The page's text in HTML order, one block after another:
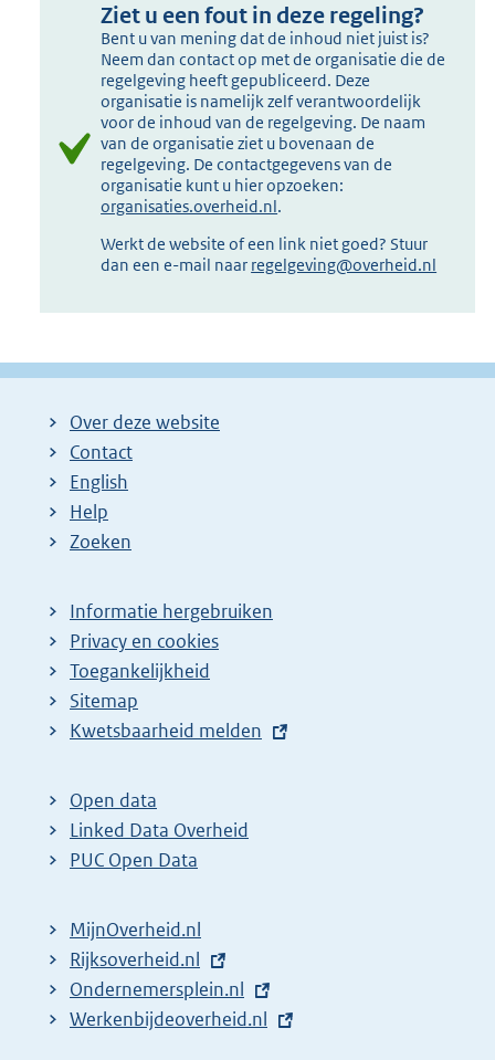
Ziet u een fout in deze regeling?
Bent u van mening dat de inhoud niet juist is?
Neem dan contact op met de organisatie die de
regelgeving heeft gepubliceerd. Deze
organisatie is namelijk zelf verantwoordelijk
voor de inhoud van de regelgeving. De naam
van de organisatie ziet u bovenaan de
regelgeving. De contactgegevens van de
organisatie kunt u hier opzoeken:
organisaties.overheid.nl.
Werkt de website of een link niet goed? Stuur
dan een e-mail naar regelgeving@overheid.nl
Over deze website
Contact
English
Help
Zoeken
Informatie hergebruiken
Privacy en cookies
Toegankelijkheid
Sitemap
E
t
e
r
l
i
n
k
Kwetsbaarheid melden
Open data
Linked Data Overheid
PUC Open Data
MijnOverheid.nl
E
x
t
Rijksoverheid.nl
E
x
Ondernemersplein.nl
E
Werkenbijdeoverheid.nl